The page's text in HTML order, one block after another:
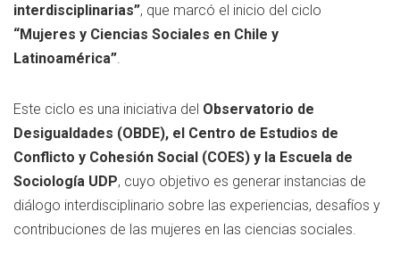
interdisciplinarias”, que marcó el inicio del ciclo
“Mujeres y Ciencias Sociales en Chile y
Latinoamérica”
Este ciclo es una iniciativa del Observatorio de
Desigualdades (OBDE), el Centro de Estudios de
Conflicto y Cohesión Social (COES) y la Escuela de
Sociología UDP, cuyo objetivo es generar instancias de
diálogo interdisciplinario sobre las experiencias, desafíos y
contribuciones de las mujeres en las ciencias sociales.